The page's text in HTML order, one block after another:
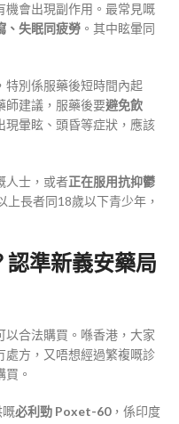
機會出現副作用。最常見嘅
、失眠同疲勞 。其中眩暈同
特別係服藥後短時間內起
師建議，服藥後要避免飲
現暈眩、頭昏等症狀，應該
人士，或者正在服用抗抑鬱
上長者同18歲以下青少年，
認準新義安藥局
以合法購買 。喺香港，大家
處方，又唔想經過繁複嘅診
買。
嘅必利勁 Poxet-60，係印度